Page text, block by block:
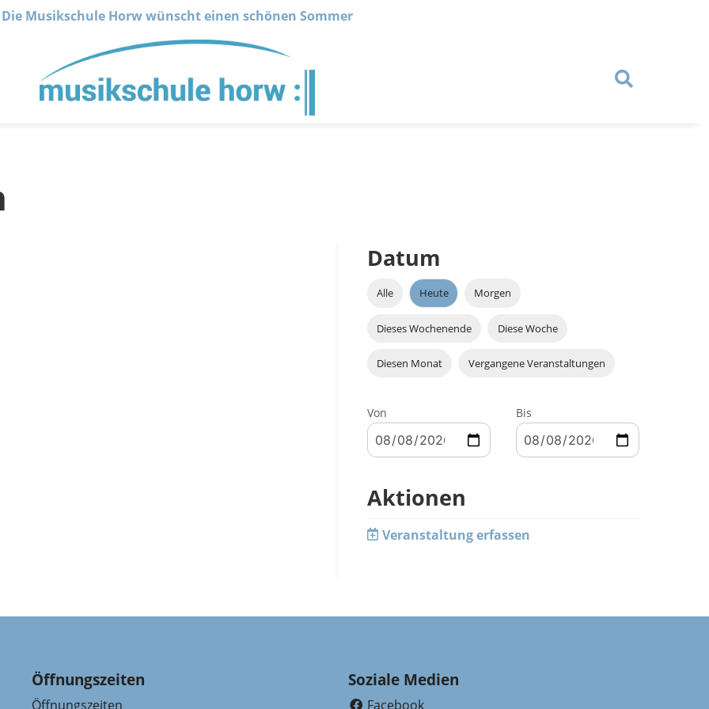
Die Musikschule Horw wünscht einen schönen Sommer
Datum
Alle Heute Morgen
Dieses Wochenende Diese Woche
Diesen Monat Vergangene Veranstaltungen
Von Bis
Aktionen
Veranstaltung erfassen
Öffnungszeiten
Öffnungszeiten
Soziale Medien
Facebook